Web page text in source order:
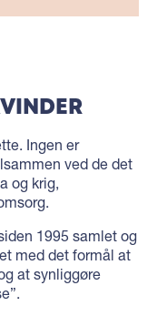
Ingen er
ved de det
og krig,
1995 samlet og
med det formål at
at synliggøre